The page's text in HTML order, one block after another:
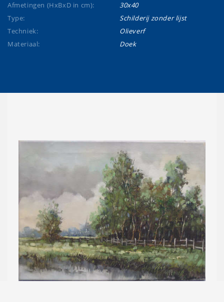
Afmetingen (HxBxD in cm):
30x40
Type:
Schilderij zonder lijst
Techniek:
Olieverf
Materiaal:
Doek